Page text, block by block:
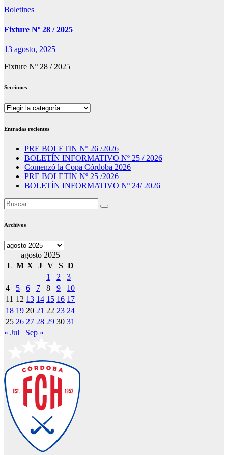
Boletines
Fixture Nº 28 / 2025
13 agosto, 2025
Fixture Nº 28 / 2025
Secciones
Secciones
Entradas recientes
PRE BOLETIN Nº 26 /2026
BOLETÍN INFORMATIVO Nº 25 / 2026
Comenzó la Copa Córdoba 2026
PRE BOLETIN Nº 25 /2026
BOLETÍN INFORMATIVO Nº 24/ 2026
Archivos
Archivos
agosto 2025
L M X J V S D
1
2
3
4
5 6 7 8 9
10
11 12 13 14 15 16 17
18 19 20 21 22 23 24
25 26 27 28 29 30 31
« Jul
Sep »